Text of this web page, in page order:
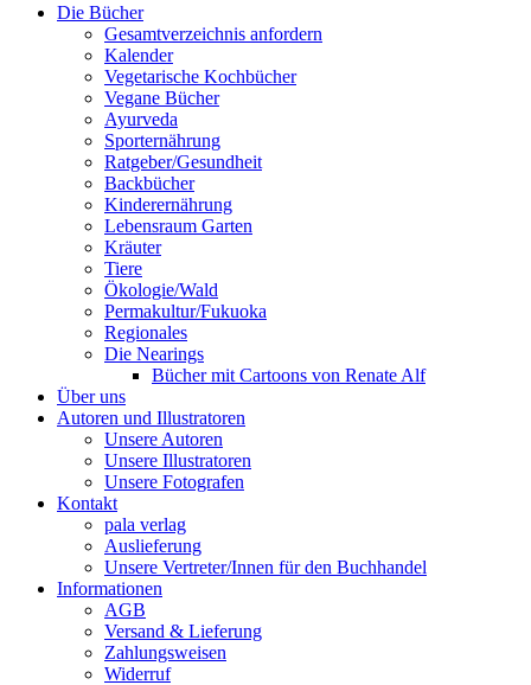
Die Bücher
Gesamtverzeichnis anfordern
Kalender
Vegetarische Kochbücher
Vegane Bücher
Ayurveda
Sporternährung
Ratgeber/Gesundheit
Backbücher
Kinderernährung
Lebensraum Garten
Kräuter
Tiere
Ökologie/Wald
Permakultur/Fukuoka
Regionales
Die Nearings
Bücher mit Cartoons von Renate Alf
Über uns
Autoren und Illustratoren
Unsere Autoren
Unsere Illustratoren
Unsere Fotografen
Kontakt
pala verlag
Auslieferung
Unsere Vertreter/Innen für den Buchhandel
Informationen
AGB
Versand & Lieferung
Zahlungsweisen
Widerruf